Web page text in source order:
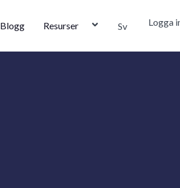
Blogg Resurser Sv Logga